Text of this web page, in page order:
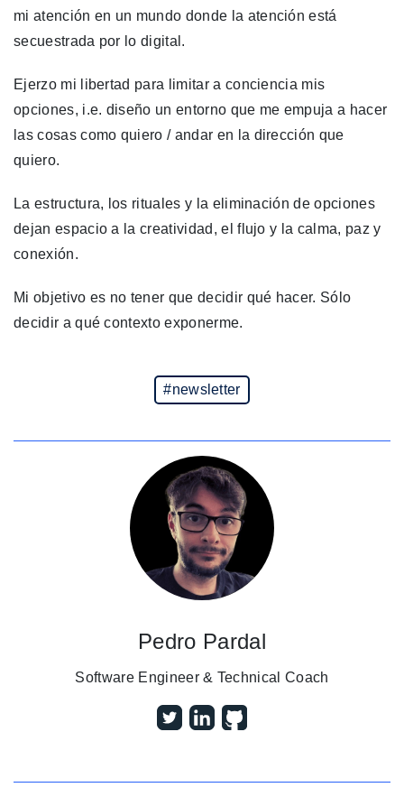
mi atención en un mundo donde la atención está
secuestrada por lo digital.
Ejerzo mi libertad para limitar a conciencia mis
opciones, i.e. diseño un entorno que me empuja a hacer
las cosas como quiero / andar en la dirección que
quiero.
La estructura, los rituales y la eliminación de opciones
dejan espacio a la creatividad, el flujo y la calma, paz y
conexión.
Mi objetivo es no tener que decidir qué hacer. Sólo
decidir a qué contexto exponerme.
#newsletter
Pedro Pardal
Software Engineer & Technical Coach